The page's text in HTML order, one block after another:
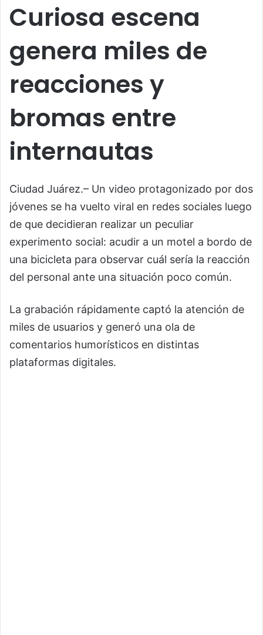
Curiosa escena
genera miles de
reacciones y
bromas entre
internautas
Ciudad Juárez.– Un video protagonizado por dos
jóvenes se ha vuelto viral en redes sociales luego
de que decidieran realizar un peculiar
experimento social: acudir a un motel a bordo de
una bicicleta para observar cuál sería la reacción
del personal ante una situación poco común.
La grabación rápidamente captó la atención de
miles de usuarios y generó una ola de
comentarios humorísticos en distintas
plataformas digitales.